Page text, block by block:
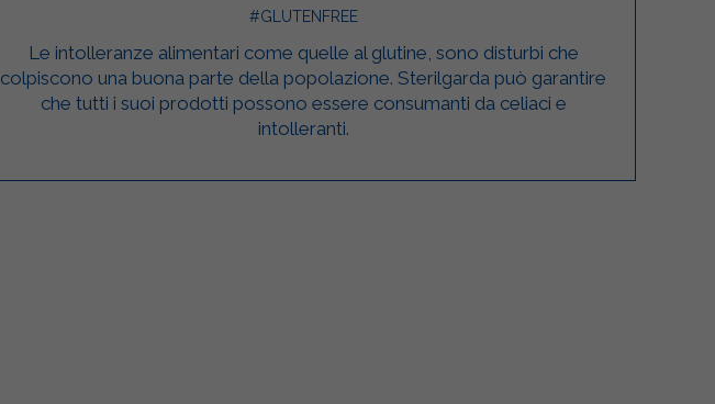
#GLUTENFREE
Le intolleranze alimentari come quelle al glutine, sono disturbi che
colpiscono una buona parte della popolazione. Sterilgarda può garantire
che tutti i suoi prodotti possono essere consumanti da celiaci e
intolleranti.